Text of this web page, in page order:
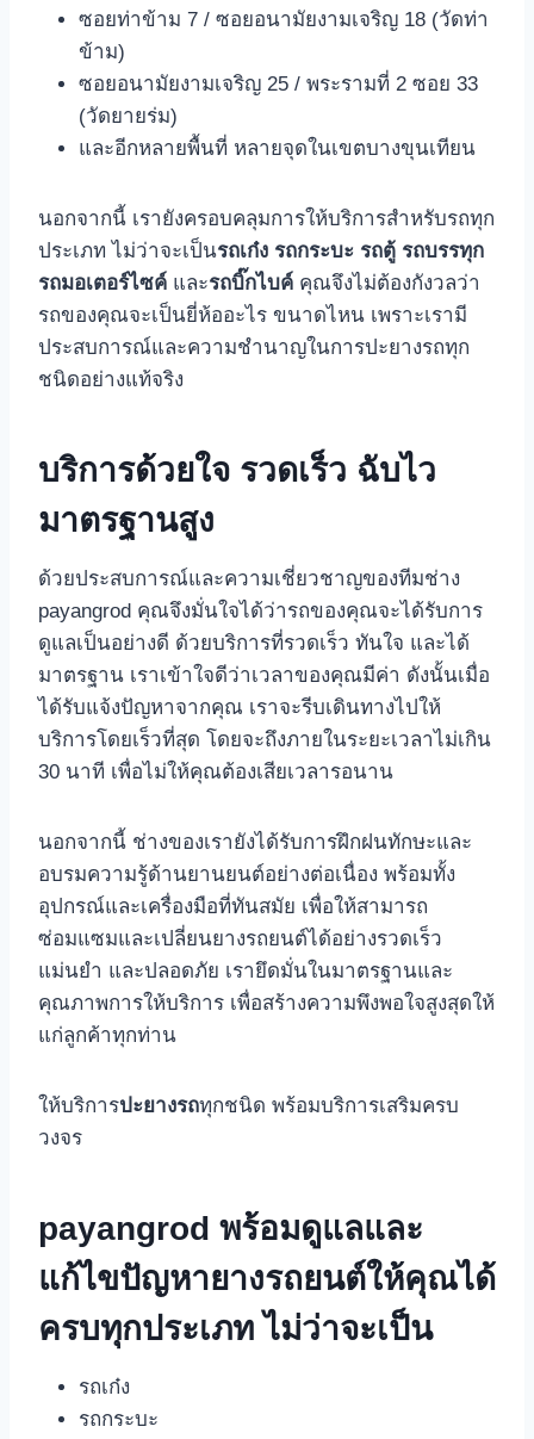
ซอยท่าข้าม 7 / ซอยอนามัยงามเจริญ 18 (วัดท่า
ข้าม)
ซอยอนามัยงามเจริญ 25 / พระรามที่ 2 ซอย 33
(วัดยายร่ม)
และอีกหลายพื้นที่ หลายจุดในเขตบางขุนเทียน
นอกจากนี้ เรายังครอบคลุมการให้บริการสําหรับรถทุก
ประเภท ไม่ว่าจะเป็นรถเก๋ง รถกระบะ รถตู้ รถบรรทุก
รถมอเตอร์ไซค์ และรถบิ๊กไบค์ คุณจึงไม่ต้องกังวลว่า
รถของคุณจะเป็นยี่ห้ออะไร ขนาดไหน เพราะเรามี
ประสบการณ์และความชํานาญในการปะยางรถทุก
ชนิดอย่างแท้จริง
บริการด้วยใจ รวดเร็ว ฉับไว
มาตรฐานสูง
ด้วยประสบการณ์และความเชี่ยวชาญของทีมช่าง
payangrod คุณจึงมั่นใจได้ว่ารถของคุณจะได้รับการ
ดูแลเป็นอย่างดี ด้วยบริการที่รวดเร็ว ทันใจ และได้
มาตรฐาน เราเข้าใจดีว่าเวลาของคุณมีค่า ดังนั้นเมื่อ
ได้รับแจ้งปัญหาจากคุณ เราจะรีบเดินทางไปให้
บริการโดยเร็วที่สุด โดยจะถึงภายในระยะเวลาไม่เกิน
30 นาที เพื่อไม่ให้คุณต้องเสียเวลารอนาน
นอกจากนี้ ช่างของเรายังได้รับการฝึกฝนทักษะและ
อบรมความรู้ด้านยานยนต์อย่างต่อเนื่อง พร้อมทั้ง
อุปกรณ์และเครื่องมือที่ทันสมัย เพื่อให้สามารถ
ซ่อมแซมและเปลี่ยนยางรถยนต์ได้อย่างรวดเร็ว
แม่นยำ และปลอดภัย เรายึดมั่นในมาตรฐานและ
คุณภาพการให้บริการ เพื่อสร้างความพึงพอใจสูงสุดให้
แก่ลูกค้าทุกท่าน
ให้บริการปะยางรถทุกชนิด พร้อมบริการเสริมครบ
วงจร
payangrod พร้อมดูแลและ
แก้ไขปัญหายางรถยนต์ให้คุณได้
ครบทุกประเภท ไม่ว่าจะเป็น
รถเก๋ง
รถกระบะ